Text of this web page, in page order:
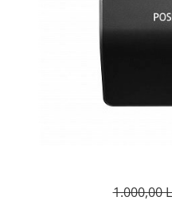
1.000,00